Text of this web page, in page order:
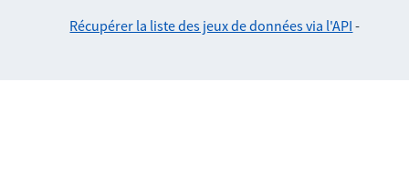
Récupérer la liste des jeux de données via l'API -